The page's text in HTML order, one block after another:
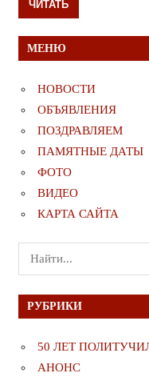
ЧИТАТЬ
МЕНЮ
НОВОСТИ
ОБЪЯВЛЕНИЯ
ПОЗДРАВЛЯЕМ
ПАМЯТНЫЕ ДАТЫ
ФОТО
ВИДЕО
КАРТА САЙТА
Поиск
для:
РУБРИКИ
50 ЛЕТ
АНОНС